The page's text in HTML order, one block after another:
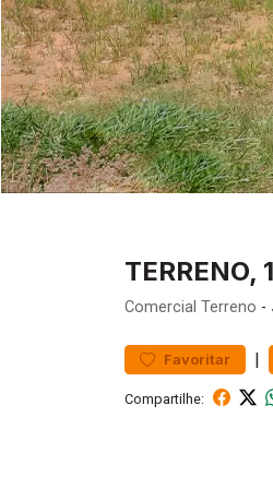
TERRENO,
Comercial Terreno -
Favoritar |
Compartilhe: